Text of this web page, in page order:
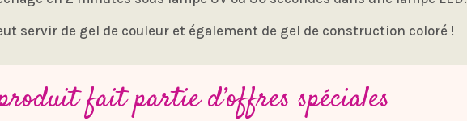
servir de gel de couleur et également de gel de construction coloré !
fait partie d’offres spéciales